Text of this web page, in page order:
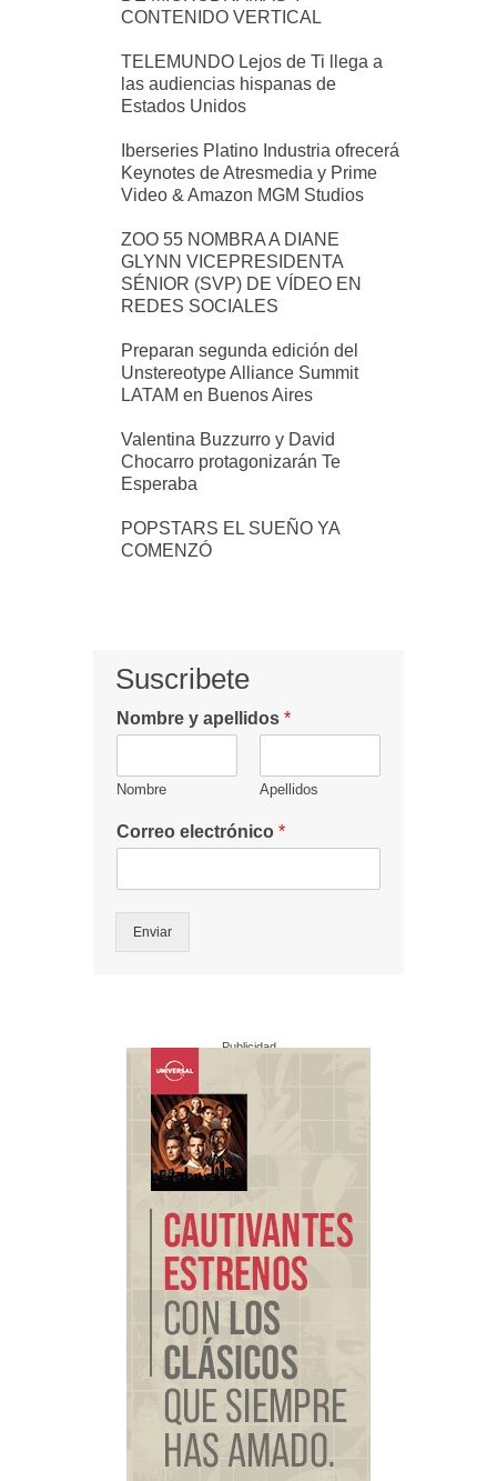
CONTENIDO VERTICAL
TELEMUNDO Lejos de Ti llega a
las audiencias hispanas de
Estados Unidos
Iberseries Platino Industria ofrecerá
Keynotes de Atresmedia y Prime
Video & Amazon MGM Studios
ZOO 55 NOMBRA A DIANE
GLYNN VICEPRESIDENTA
SÉNIOR (SVP) DE VÍDEO EN
REDES SOCIALES
Preparan segunda edición del
Unstereotype Alliance Summit
LATAM en Buenos Aires
Valentina Buzzurro y David
Chocarro protagonizarán Te
Esperaba
POPSTARS EL SUEÑO YA
COMENZÓ
Suscribete
Nombre y apellidos *
Nombre Apellidos
Correo electrónico *
Enviar
Publicidad